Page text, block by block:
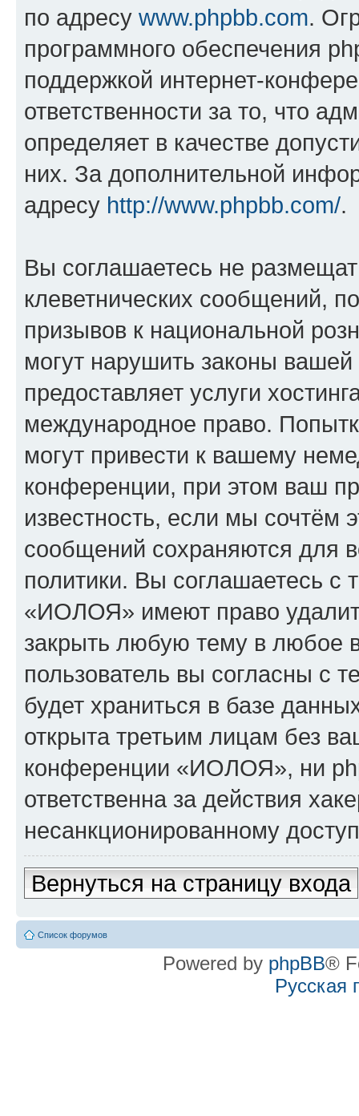
по адресу www.phpbb.com.
программного обеспечения
поддержкой интернет-
ответственности за то, что
определяет в качестве
них. За дополнительной
адресу http://www.phpbb.com/.
Вы соглашаетесь не
клеветнических сообщений,
призывов к национальной
могут нарушить законы
предоставляет услуги
международное право.
могут привести к вашему
конференции, при этом ваш
известность, если мы сочтём
сообщений сохраняются для
политики. Вы соглашаетесь
«ИОЛОЯ» имеют право
закрыть любую тему в любое
пользователь вы согласны с
будет храниться в базе
открыта третьим лицам без
конференции «ИОЛОЯ», ни
ответственна за действия
несанкционированному
Вернуться на страницу входа
Список форумов
Powered by phpBB®
Русская